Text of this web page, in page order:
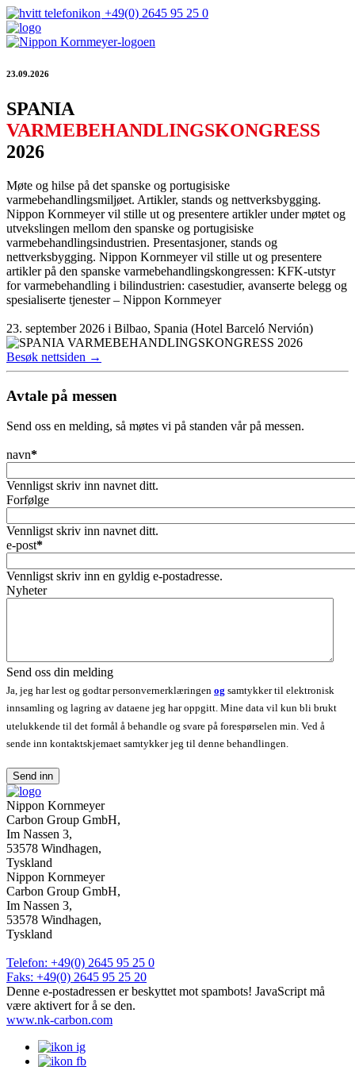
+49(0) 2645 95 25 0
23.09.2026
SPANIA
VARMEBEHANDLINGSKONGRESS
2026
Møte og hilse på det spanske og portugisiske
varmebehandlingsmiljøet. Artikler, stands og nettverksbygging.
Nippon Kornmeyer vil stille ut og presentere artikler under møtet og
utvekslingen mellom den spanske og portugisiske
varmebehandlingsindustrien. Presentasjoner, stands og
nettverksbygging. Nippon Kornmeyer vil stille ut og presentere
artikler på den spanske varmebehandlingskongressen: KFK-utstyr
for varmebehandling i bilindustrien: casestudier, avanserte belegg og
spesialiserte tjenester – Nippon Kornmeyer
23. september 2026 i Bilbao, Spania (Hotel Barceló Nervión)
Besøk nettsiden →
Avtale på messen
Send oss ​​en melding, så møtes vi på standen vår på messen.
navn*
Vennligst skriv inn navnet ditt.
Forfølge
Vennligst skriv inn navnet ditt.
e-post*
Vennligst skriv inn en gyldig e-postadresse.
Nyheter
Send oss ​​din melding
Ja, jeg har lest og godtar personvernerklæringen og samtykker til elektronisk
innsamling og lagring av dataene jeg har oppgitt. Mine data vil kun bli brukt
utelukkende til det formål å behandle og svare på forespørselen min. Ved å
sende inn kontaktskjemaet samtykker jeg til denne behandlingen.
Send inn
Nippon Kornmeyer
Carbon Group GmbH,
Im Nassen 3,
53578 Windhagen,
Tyskland
Nippon Kornmeyer
Carbon Group GmbH,
Im Nassen 3,
53578 Windhagen,
Tyskland
Telefon: +49(0) 2645 95 25 0
Faks: +49(0) 2645 95 25 20
Denne e-postadressen er beskyttet mot spambots! JavaScript må
være aktivert for å se den.
www.nk-carbon.com